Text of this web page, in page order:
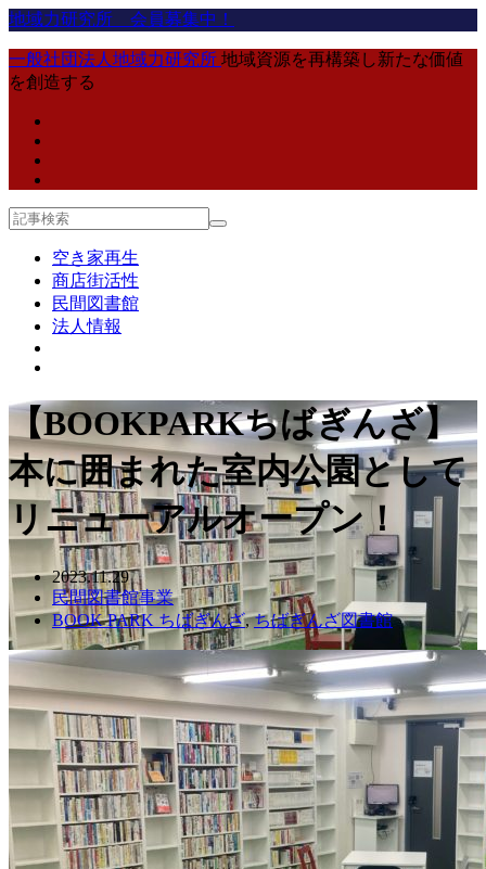
地域力研究所 会員募集中！
一般社団法人地域力研究所 地域資源を再構築し新たな価値
を創造する
空き家再生
商店街活性
民間図書館
法人情報
【BOOKPARKちばぎんざ】
本に囲まれた室内公園として
リニューアルオープン！
2023.11.29
民間図書館事業
BOOK PARK ちばぎんざ,ちばぎんざ図書館